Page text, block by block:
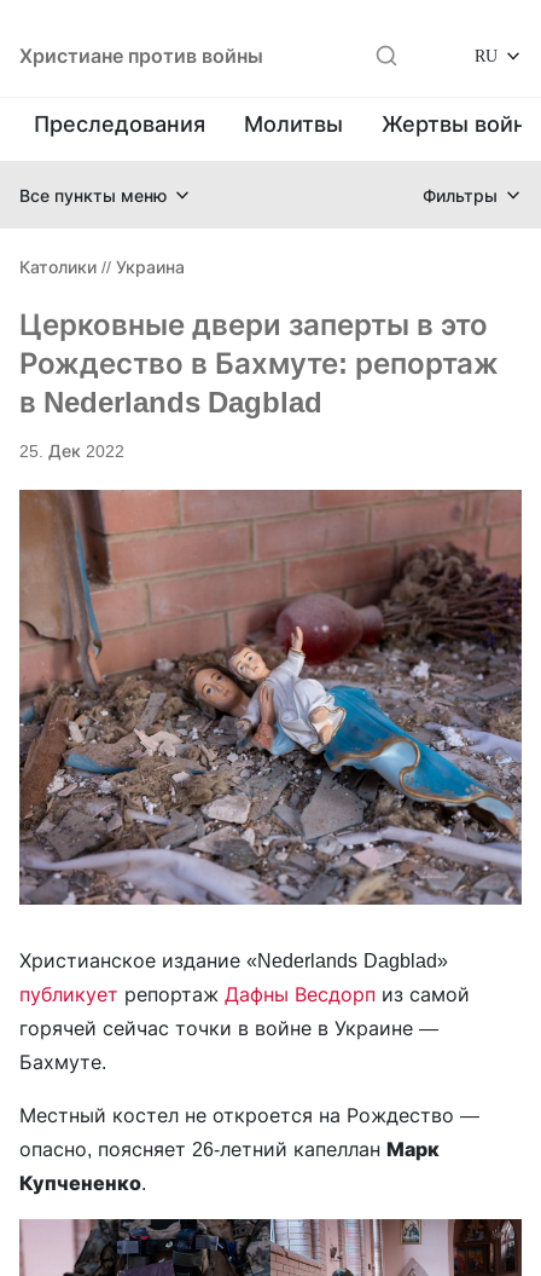
Христиане против войны RU
Преследования Молитвы Жертвы
Все пункты меню Фильтры
Католики // Украина
Церковные двери заперты в это
Рождество в Бахмуте: репортаж
в Nederlands Dagblad
25. Дек 2022
Христианское издание «Nederlands Dagblad»
публикует репортаж Дафны Весдорп из самой
горячей сейчас точки в войне в Украине —
Бахмуте.
Местный костел не откроется на Рождество —
опасно, поясняет 26-летний капеллан Марк
Купчененко.